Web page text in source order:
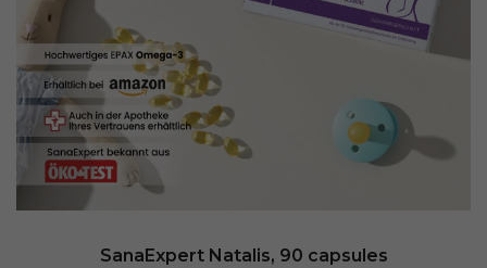
SanaExpert Natalis, 90 capsules